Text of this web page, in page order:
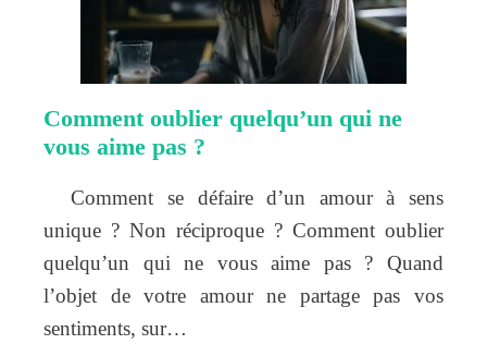
Comment oublier quelqu’un qui ne
vous aime pas ?
Comment se défaire d’un amour à sens
unique ? Non réciproque ? Comment oublier
quelqu’un qui ne vous aime pas ? Quand
l’objet de votre amour ne partage pas vos
sentiments, sur…